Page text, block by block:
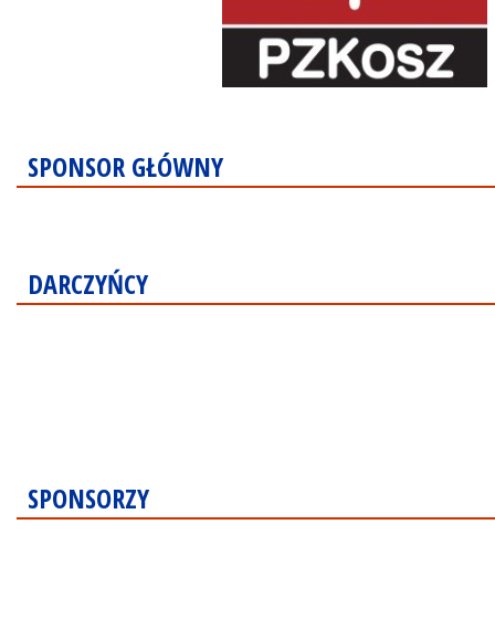
SPONSOR GŁÓWNY
DARCZYŃCY
SPONSORZY